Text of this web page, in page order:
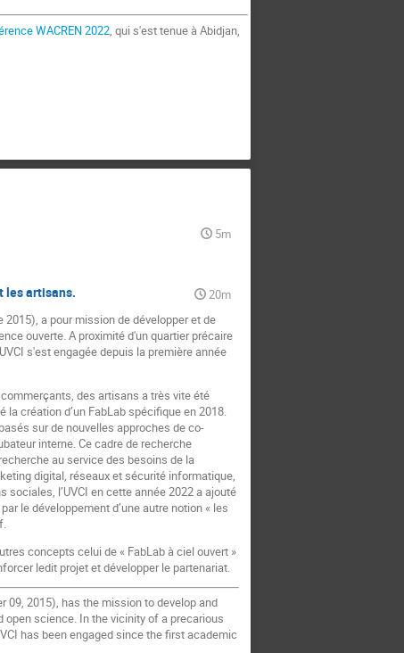
WACREN 2022 , qui s'est tenue à Abidjan,
5m
les artisans.
20m
2015), a pour mission de développer et de
ouverte. A proximité d'un quartier précaire
s'est engagée depuis la première année
des artisans a très vite été
création d’un FabLab spécifique en 2018.
sur de nouvelles approches de co-
interne. Ce cadre de recherche
au service des besoins de la
digital, réseaux et sécurité informatique,
l’UVCI en cette année 2022 a ajouté
le développement d’une autre notion « les
concepts celui de « FabLab à ciel ouvert »
ledit projet et développer le partenariat.
09, 2015), has the mission to develop and
science. In the vicinity of a precarious
has been engaged since the first academic